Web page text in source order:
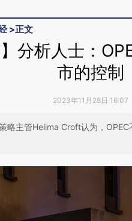
>正文
】分析人士：
市的控制
2023年11月28日 16:07
略主管Helima Croft认为，